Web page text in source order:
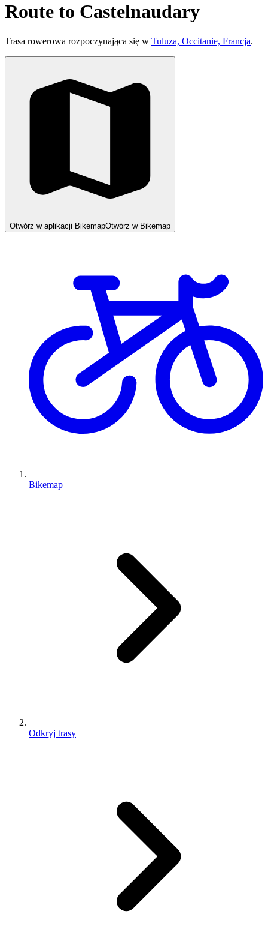
Route to Castelnaudary
Trasa rowerowa rozpoczynająca się w Tuluza, Occitanie, Francja.
Otwórz w aplikacji BikemapOtwórz w Bikemap
Bikemap
Odkryj trasy